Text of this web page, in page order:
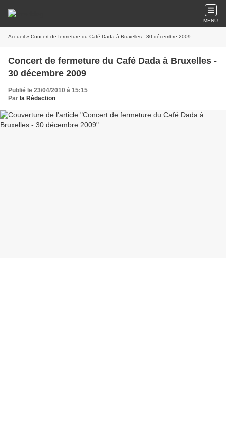
MENU
Accueil » Concert de fermeture du Café Dada à Bruxelles - 30 décembre 2009
Concert de fermeture du Café Dada à Bruxelles -
30 décembre 2009
Publié le 23/04/2010 à 15:15
Par la Rédaction